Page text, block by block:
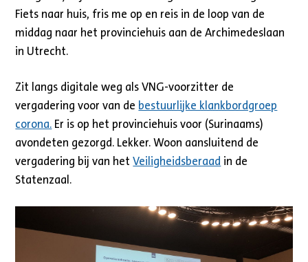
Fiets naar huis, fris me op en reis in de loop van de
middag naar het provinciehuis aan de Archimedeslaan
in Utrecht.
Zit langs digitale weg als VNG-voorzitter de
vergadering voor van de bestuurlijke klankbordgroep
corona. Er is op het provinciehuis voor (Surinaams)
avondeten gezorgd. Lekker. Woon aansluitend de
vergadering bij van hetVeiligheidsberaad in de
Statenzaal.